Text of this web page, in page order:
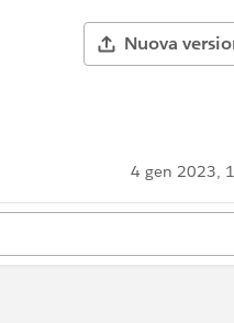
Nuova
4 gen 2023,